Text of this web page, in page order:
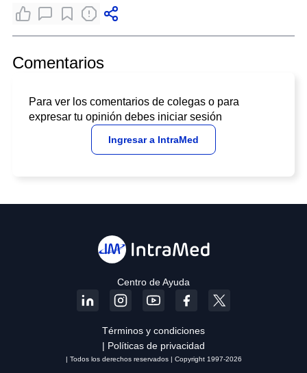
Comentarios
Para ver los comentarios de colegas o para
expresar tu opinión debes iniciar sesión
Ingresar a IntraMed
Centro de Ayuda
Términos y condiciones
| Políticas de privacidad
| Todos los derechos reservados | Copyright 1997-2026